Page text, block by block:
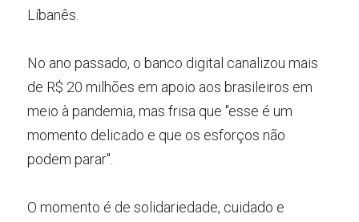
Líbanês.
No ano passado, o banco digital canalizou mais
de R$ 20 milhões em apoio aos brasileiros em
meio à pandemia, mas frisa que "esse é um
momento delicado e que os esforços não
podem parar".
O momento é de solidariedade, cuidado e